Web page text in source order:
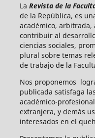
La Revista de la
de la República, es
académico,
contribuir al
ciencias sociales,
plural sobre temas
de trabajo de la
Nos proponemos
publicada satisfaga
académico-
extranjera, y demás
interesados en el